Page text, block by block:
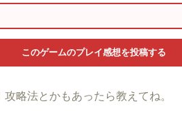
略法とかもあったら教えてね。